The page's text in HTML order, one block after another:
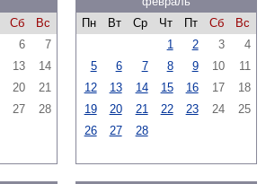
Сб
Вс
6
7
13
14
20
21
27
28
Пн
Вт Ср Чт Пт Сб
Вс
1
2 3
4
5
6 7 8 9 10
11
12
13 14 15 16 17
18
19
20 21 22 23 24
25
26
27 28